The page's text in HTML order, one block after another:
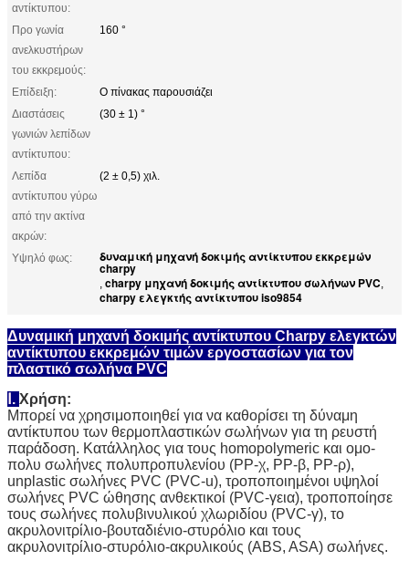
αντίκτυπου:
Προ γωνία
ανελκυστήρων
του εκκρεμούς:
160 °
Επίδειξη:
Ο πίνακας παρουσιάζει
Διαστάσεις
γωνιών λεπίδων
αντίκτυπου:
(30 ± 1) °
Λεπίδα
αντίκτυπου γύρω
από την ακτίνα
ακρών:
(2 ± 0,5) χιλ.
Υψηλό φως: δυναμική μηχανή δοκιμής αντίκτυπου εκκρεμών
charpy
, charpy μηχανή δοκιμής αντίκτυπου σωλήνων PVC,
charpy ελεγκτής αντίκτυπου iso9854
Δυναμική μηχανή δοκιμής αντίκτυπου Charpy ελεγκτών
αντίκτυπου εκκρεμών τιμών εργοστασίων για τον
πλαστικό σωλήνα PVC
Ⅰ. Χρήση:
Μπορεί να χρησιμοποιηθεί για να καθορίσει τη δύναμη
αντίκτυπου των θερμοπλαστικών σωλήνων για τη ρευστή
παράδοση. Κατάλληλος για τους homopolymeric και ομο-
πολυ σωλήνες πολυπροπυλενίου (PP-χ, PP-β, PP-ρ),
unplastic σωλήνες PVC (PVC-u), τροποποιημένοι υψηλοί
σωλήνες PVC ώθησης ανθεκτικοί (PVC-γεια), τροποποίησε
τους σωλήνες πολυβινυλικού χλωριδίου (PVC-γ), το
ακρυλονιτρίλιο-βουταδιένιο-στυρόλιο και τους
ακρυλονιτρίλιο-στυρόλιο-ακρυλικούς (ABS, ASA) σωλήνες.